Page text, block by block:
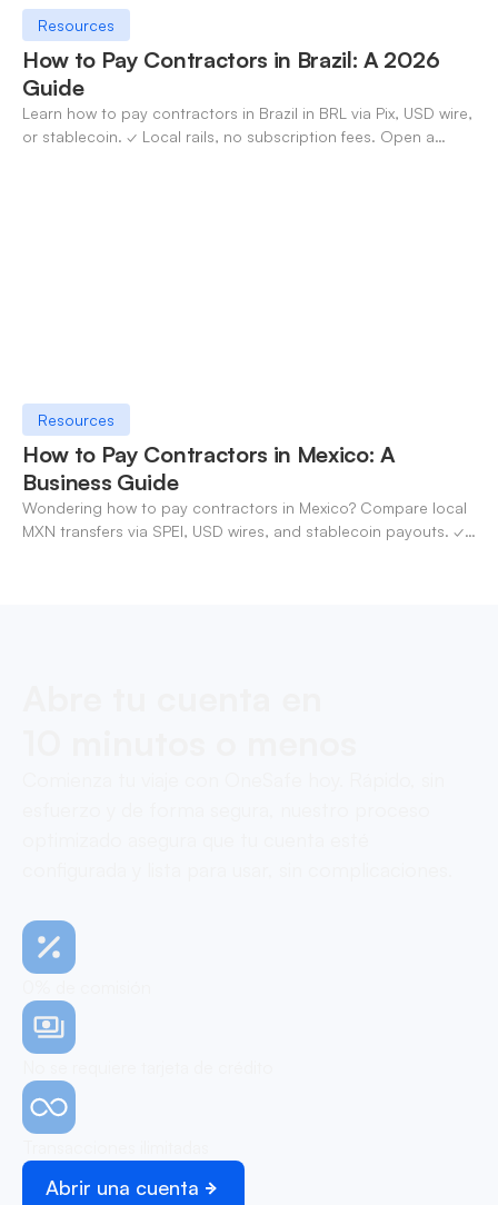
Resources
How to Pay Contractors in Brazil: A 2026
Guide
Learn how to pay contractors in Brazil in BRL via Pix, USD wire,
or stablecoin. ✓ Local rails, no subscription fees. Open a
Resources
How to Pay Contractors in Mexico: A
Business Guide
Wondering how to pay contractors in Mexico? Compare local
MXN transfers via SPEI, USD wires, and stablecoin payouts. ✓
Abrir una cuenta